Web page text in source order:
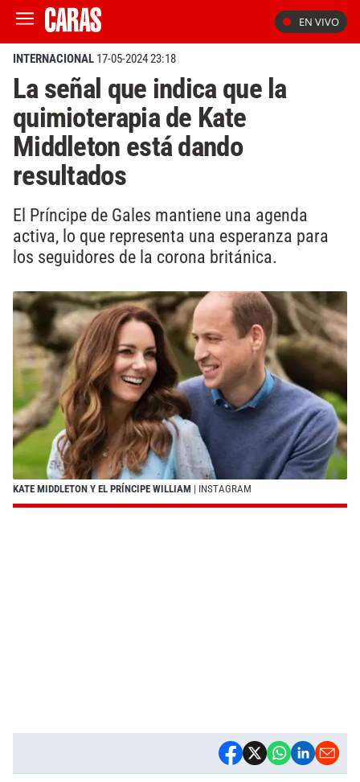
EN VIVO
INTERNACIONAL 17-05-2024 23:18
La señal que indica que la
quimioterapia de Kate
Middleton está dando
resultados
El Príncipe de Gales mantiene una agenda
activa, lo que representa una esperanza para
los seguidores de la corona británica.
KATE MIDDLETON Y EL PRÍNCIPE WILLIAM | INSTAGRAM